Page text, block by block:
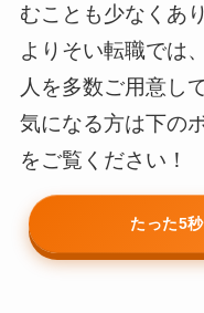
むことも少なくあ
よりそい転職では
人を多数ご用意し
気になる方は下の
をご覧ください！
たった5